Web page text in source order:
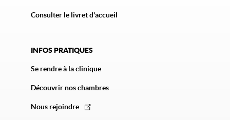
Consulter le livret d'accueil
INFOS PRATIQUES
Se rendre à la clinique
Découvrir nos chambres
Nous rejoindre